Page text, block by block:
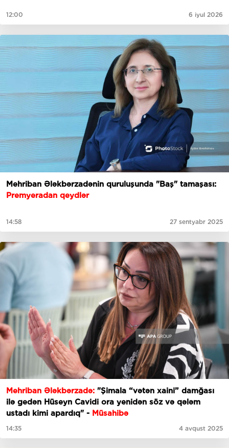
12:00 6 iyul 2026
Mehriban Ələkbərzadənin quruluşunda "Baş" tamaşası:
Premyeradan qeydlər
14:58 27 sentyabr 2025
Mehriban Ələkbərzadə: "Şimala “vətən xaini” damğası
ilə gedən Hüseyn Cavidi ora yenidən söz və qələm
ustadı kimi apardıq" - Müsahibə
14:35 4 avqust 2025